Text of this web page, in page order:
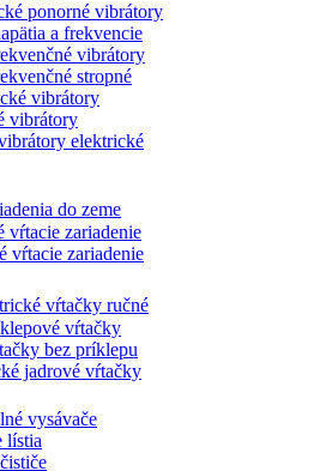
ponorné vibrátory
a frekvencie
vibrátory
stropné
vibrátory
vibrátory
elektrické
do zeme
vŕtacie zariadenie
vŕtacie zariadenie
vŕtačky ručné
vŕtačky
bez príklepu
jadrové vŕtačky
vysávače
lístia